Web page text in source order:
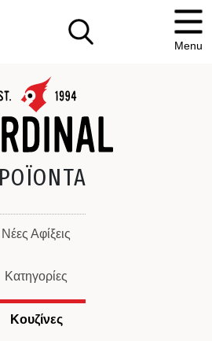
Menu
Νέες Αφίξεις
Κατηγορίες
Κουζίνες